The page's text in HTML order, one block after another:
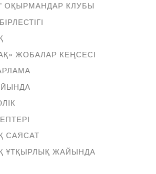
ОҚЫРМАНДАР КЛУБЫ
ЖОБАЛАР КЕҢСЕСІ
САЯСАТ
ҰТҚЫРЛЫҚ ЖАЙЫНДА